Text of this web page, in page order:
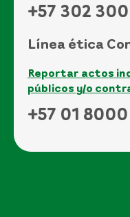
+57 302 300
Línea ética
Reportar actos
públicos y/o
+57 01